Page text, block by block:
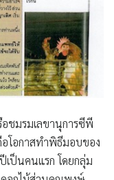
ชมรมเลขานุการซีพี
อโอกาสทำพิธีมอบของ
ป็นคนแรก โดยกลุ่ม